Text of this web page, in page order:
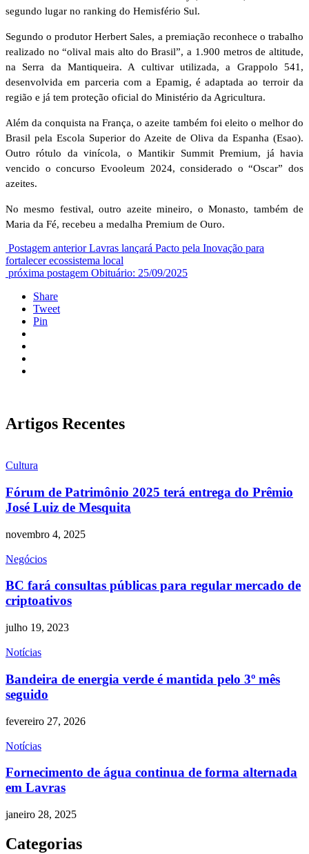
segundo lugar no ranking do Hemisfério Sul.
Segundo o produtor Herbert Sales, a premiação reconhece o trabalho
realizado no “olival mais alto do Brasil”, a 1.900 metros de altitude,
na Serra da Mantiqueira. A cultivar utilizada, a Grappolo 541,
desenvolvida em parceria com a Epamig, é adaptada ao terroir da
região e já tem proteção oficial do Ministério da Agricultura.
Além da conquista na França, o azeite também foi eleito o melhor do
Brasil pela Escola Superior do Azeite de Oliva da Espanha (Esao).
Outro rótulo da vinícola, o Mantikir Summit Premium, já havia
vencido o concurso Evooleum 2024, considerado o “Oscar” dos
azeites.
No mesmo festival, outro azeite mineiro, o Monasto, também de
Maria da Fé, recebeu a medalha Premium de Ouro.
Postagem anterior Lavras lançará Pacto pela Inovação para
fortalecer ecossistema local
próxima postagem Obituário: 25/09/2025
Share
Tweet
Pin
Artigos Recentes
Cultura
Fórum de Patrimônio 2025 terá entrega do Prêmio
José Luiz de Mesquita
novembro 4, 2025
Negócios
BC fará consultas públicas para regular mercado de
criptoativos
julho 19, 2023
Notícias
Bandeira de energia verde é mantida pelo 3º mês
seguido
fevereiro 27, 2026
Notícias
Fornecimento de água continua de forma alternada
em Lavras
janeiro 28, 2025
Categorias